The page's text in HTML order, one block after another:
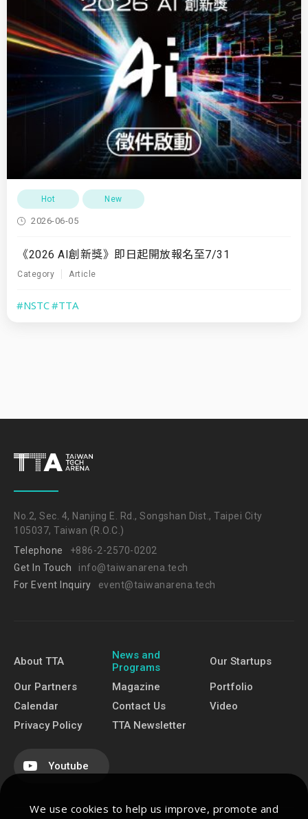
We use cookies to help us improve, promote and
Hot New
2026-06-05
《2026 AI創新獎》即日起開放報名至7/31
Category Article
#NSTC#TTA
No.2, Sec. 4, Nanjing E. Rd., Songshan Dist., Taipei City
105037, Taiwan (R.O.C.)
Telephone
+886-2-2570-0202
Get In Touch
info@taiwanarena.tech
For Event Inquiry
event@taiwanarena.tech
About TTA
News and
Programs
Our Startups
Our Partners Magazine
Portfolio
Calendar
Contact Us
Video
Privacy Policy
TTA Newsletter
Youtube